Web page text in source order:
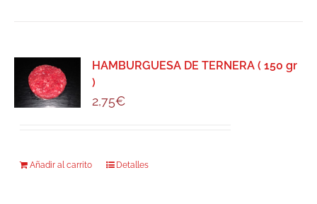
HAMBURGUESA DE TERNERA ( 150 gr
)
2,75€
Añadir al carrito Detalles